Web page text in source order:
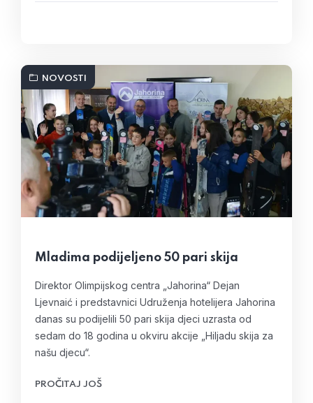
NOVOSTI
Mladima podijeljeno 50 pari skija
Direktor Olimpijskog centra „Jahorina“ Dejan
Ljevnaić i predstavnici Udruženja hotelijera Jahorina
danas su podijelili 50 pari skija djeci uzrasta od
sedam do 18 godina u okviru akcije „Hiljadu skija za
našu djecu“.
PROČITAJ JOŠ